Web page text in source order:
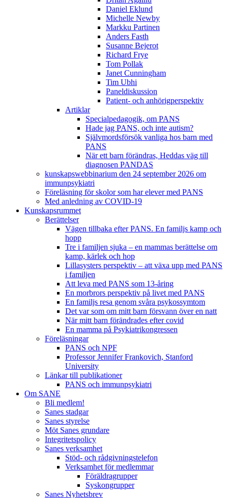
Daniel Eklund
Michelle Newby
Markku Partinen
Anders Fasth
Susanne Bejerot
Richard Frye
Tom Pollak
Janet Cunningham
Tim Ubhi
Paneldiskussion
Patient- och anhörigperspektiv
Artiklar
Specialpedagogik, om PANS
Hade jag PANS, och inte autism?
Självmordsförsök vanliga hos barn med
PANS
När ett barn förändras, Heddas väg till
diagnosen PANDAS
kunskapswebbinarium den 24 september 2026 om
immunpsykiatri
Föreläsning för skolor som har elever med PANS
Med anledning av COVID-19
Kunskapsrummet
Berättelser
Vägen tillbaka efter PANS. En familjs kamp och
hopp
Tre i familjen sjuka – en mammas berättelse om
kamp, kärlek och hop
Lillasysters perspektiv – att växa upp med PANS
i familjen
Att leva med PANS som 13-åring
En morbrors perspektiv på livet med PANS
En familjs resa genom svåra psykossymtom
Det var som om mitt barn försvann över en natt
När mitt barn förändrades efter covid
En mamma på Psykiatrikongressen
Föreläsningar
PANS och NPF
Professor Jennifer Frankovich, Stanford
University
Länkar till publikationer
PANS och immunpsykiatri
Om SANE
Bli medlem!
Sanes stadgar
Sanes styrelse
Möt Sanes grundare
Integritetspolicy
Sanes verksamhet
Stöd- och rådgivningstelefon
Verksamhet för medlemmar
Föräldragrupper
Syskongrupper
Sanes Nyhetsbrev